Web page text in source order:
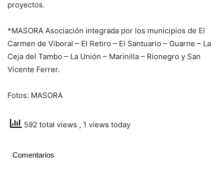
proyectos.
*MASORA Asociación integrada por los municipios de El
Carmen de Viboral – El Retiro – El Santuario – Guarne – La
Ceja del Tambo – La Unión – Marinilla – Rionegro y San
Vicente Ferrer.
Fotos: MASORA
592 total views , 1 views today
Comentarios